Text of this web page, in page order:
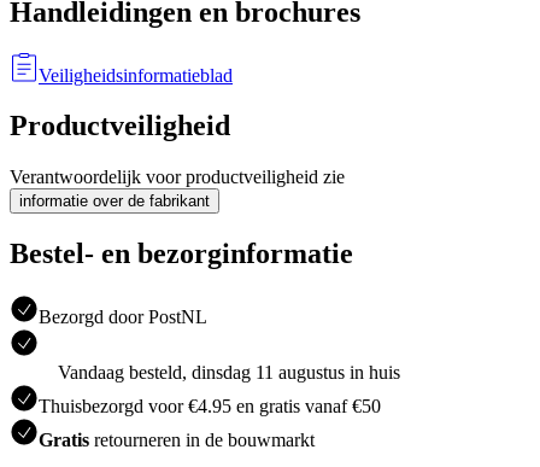
Handleidingen en brochures
Veiligheidsinformatieblad
Productveiligheid
Verantwoordelijk voor productveiligheid zie
informatie over de fabrikant
Bestel- en bezorginformatie
Bezorgd door PostNL
Vandaag besteld, dinsdag 11 augustus in huis
Thuisbezorgd voor €4.95 en gratis vanaf €50
Gratis retourneren in de bouwmarkt